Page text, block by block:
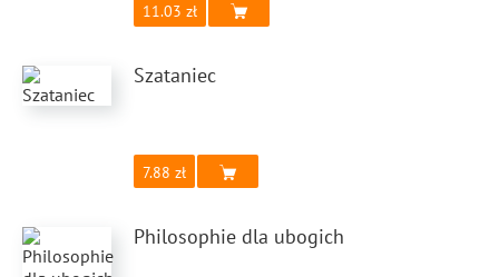
11.03
Szataniec
7.88
Philosophie dla ubogich